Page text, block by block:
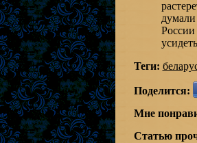
России
Теги:
Поделится:
Мне
Статью